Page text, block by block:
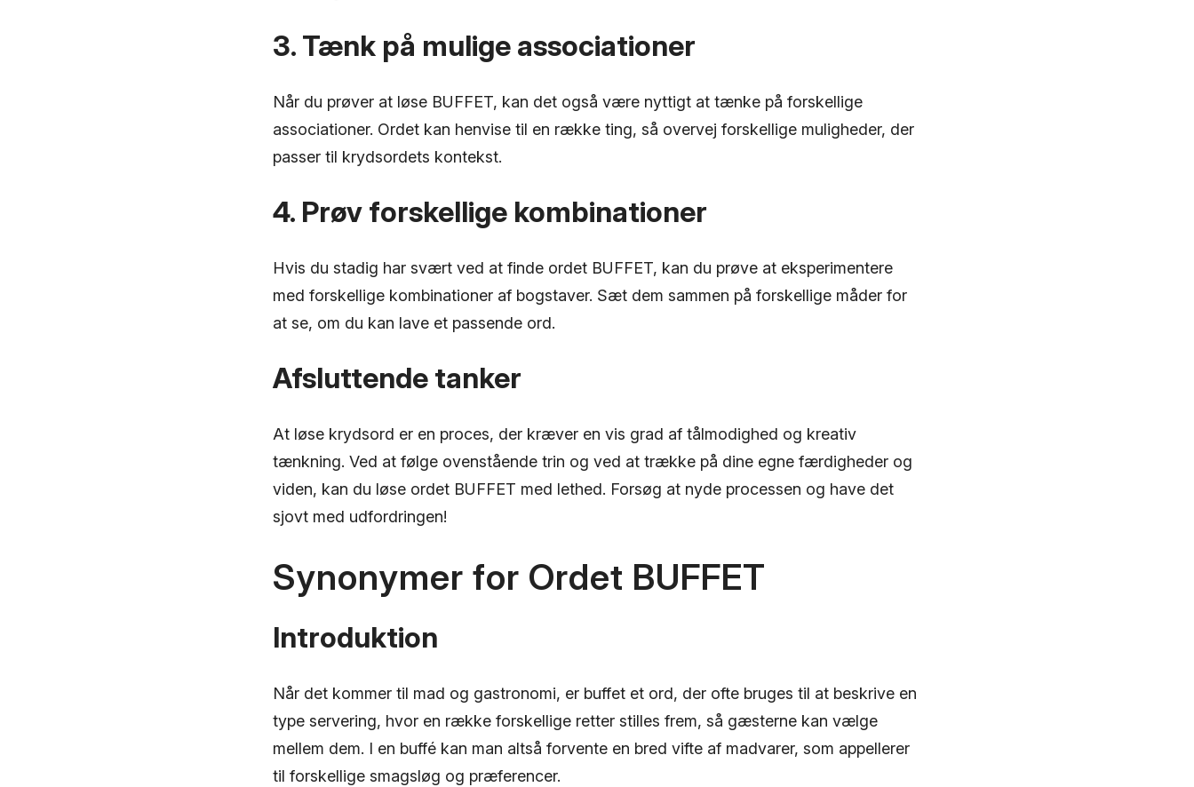
3. Tænk på mulige associationer
Når du prøver at løse BUFFET, kan det også være nyttigt at tænke på forskellige
associationer. Ordet kan henvise til en række ting, så overvej forskellige muligheder, der
passer til krydsordets kontekst.
4. Prøv forskellige kombinationer
Hvis du stadig har svært ved at finde ordet BUFFET, kan du prøve at eksperimentere
med forskellige kombinationer af bogstaver. Sæt dem sammen på forskellige måder for
at se, om du kan lave et passende ord.
Afsluttende tanker
At løse krydsord er en proces, der kræver en vis grad af tålmodighed og kreativ
tænkning. Ved at følge ovenstående trin og ved at trække på dine egne færdigheder og
viden, kan du løse ordet BUFFET med lethed. Forsøg at nyde processen og have det
sjovt med udfordringen!
Synonymer for Ordet BUFFET
Introduktion
Når det kommer til mad og gastronomi, er buffet et ord, der ofte bruges til at beskrive en
type servering, hvor en række forskellige retter stilles frem, så gæsterne kan vælge
mellem dem. I en buffé kan man altså forvente en bred vifte af madvarer, som appellerer
til forskellige smagsløg og præferencer.